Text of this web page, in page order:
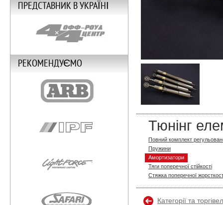
Тюнінг
Повний комплект
Пружини
Амортизатори
Тяги поперечної стійкості
Стяжка поперечної
Категорії та
ПРЕДСТАВНИК В УКРАЇНІ
РЕКОМЕНДУЄМО